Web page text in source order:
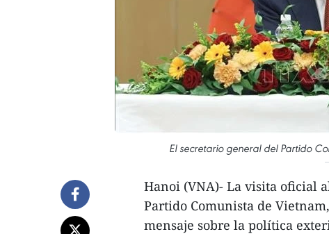
El secretario general del Partido
Hanoi (VNA)- La visita oficial
Partido Comunista de
mensaje sobre la política